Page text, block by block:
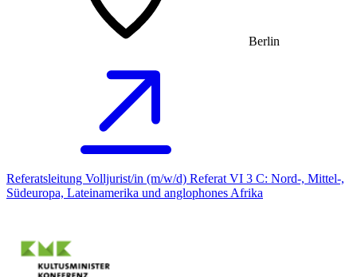
Berlin
Referatsleitung Volljurist/in (m/w/d) Referat VI 3 C: Nord-, Mittel-,
Südeuropa, Lateinamerika und anglophones Afrika